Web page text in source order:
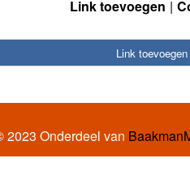
Link toevoegen
Link toevoegen
2023 Onderdeel van